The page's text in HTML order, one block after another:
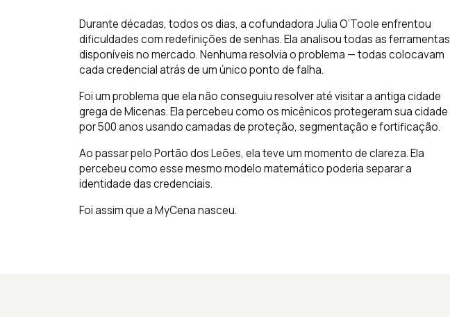
Durante décadas, todos os dias, a cofundadora Julia O’Toole enfrentou
dificuldades com redefinições de senhas. Ela analisou todas as ferramentas
disponíveis no mercado. Nenhuma resolvia o problema — todas colocavam
cada credencial atrás de um único ponto de falha.
Foi um problema que ela não conseguiu resolver até visitar a antiga cidade
grega de Micenas. Ela percebeu como os micênicos protegeram sua cidade
por 500 anos usando camadas de proteção, segmentação e fortificação.
Ao passar pelo Portão dos Leões, ela teve um momento de clareza. Ela
percebeu como esse mesmo modelo matemático poderia separar a
identidade das credenciais.
Foi assim que a MyCena nasceu.